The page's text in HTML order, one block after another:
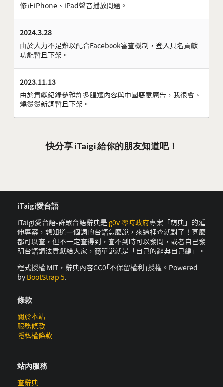
修正iPhone、iPad聲音播放問題。
2024.3.28
由於人力不足難以配合Facebook審查機制，登入具名貢獻
功能暫且下架。
2023.11.13
由於貢獻紀錄參雜許多腥羶內容與中國惡意廣告，我很會、
燒燙燙新詞暫且下架。
快分享 iTaigi 給你的朋友知道吧！
iTaigi愛台語
iTaigi愛台語-群眾台語辭典是 g0v 零時政府專案「萌典」的延
伸專案，想知道一個詞的台語怎麼說，來這裡查就對了！甚麼
都可以查，但不一定查得到，查不到時可以發問，或者自己發
明台語講法貢獻給大家，簡單說就是「自己的辭典自己編」。
程式授權 MIT，辭典內容CC0｢不保留權利｣授權。Powered
by BootStrap 5.
條款
關於本站
服務條款
隱私權條款
站內服務
查辭典